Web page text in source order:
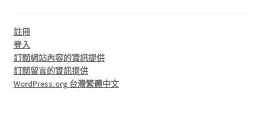
註冊
登入
訂閱網站內容的資訊提供
訂閱留言的資訊提供
WordPress.org 台灣繁體中文